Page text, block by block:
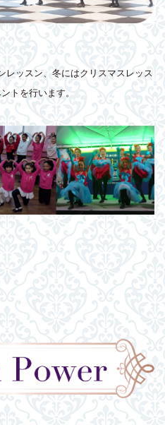
レッスン、冬にはクリスマスレッス
トを行います。